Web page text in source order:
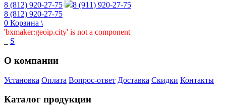
8 (812) 920-27-75
8 (911) 920-27-75
8 (812) 920-27-75
0 Корзина \
'bxmaker:geoip.city' is not a component
S
О компании
Установка Оплата Вопрос-ответ Доставка Скидки Контакты
Каталог продукции